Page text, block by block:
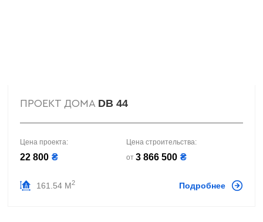
ПРОЕКТ ДОМА DB 44
Цена проекта:
22 800 ₴
Цена строительства:
от 3 866 500 ₴
161.54 М2 Подробнее